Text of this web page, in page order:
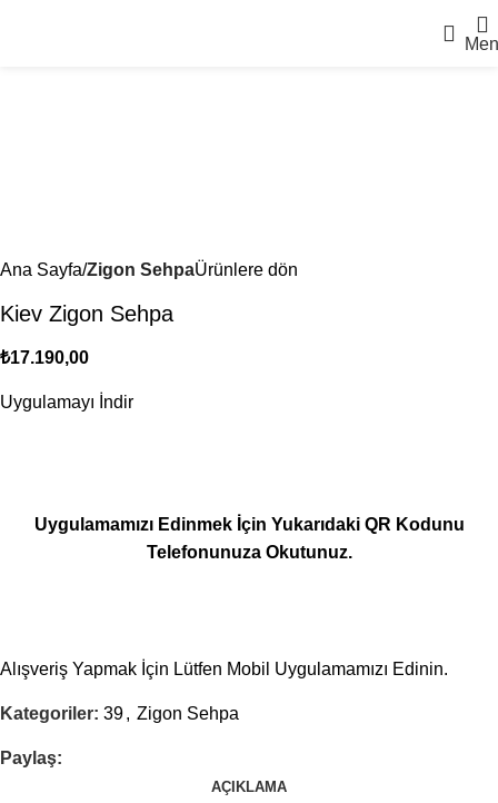
Ana Sayfa Zigon SehpaÜrünlere dön
Kiev Zigon Sehpa
₺17.190,00
Uygulamayı İndir
Uygulamamızı Edinmek İçin Yukarıdaki QR Kodunu
Telefonunuza Okutunuz.
Alışveriş Yapmak İçin Lütfen Mobil Uygulamamızı Edinin.
Kategoriler: 39, Zigon Sehpa
Paylaş:
AÇIKLAMA